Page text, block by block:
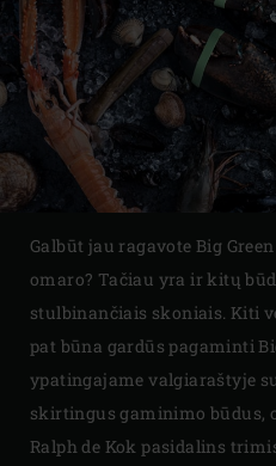
Galbūt jau ragavote Big
omaro? Tačiau yra ir kitų
stulbinančiais skoniais. Kiti
pat būna gardūs pagaminti
ypatingajame valgiaraštyje
skirtingus gaminimo būdus,
Ralph de Kok pasidalins